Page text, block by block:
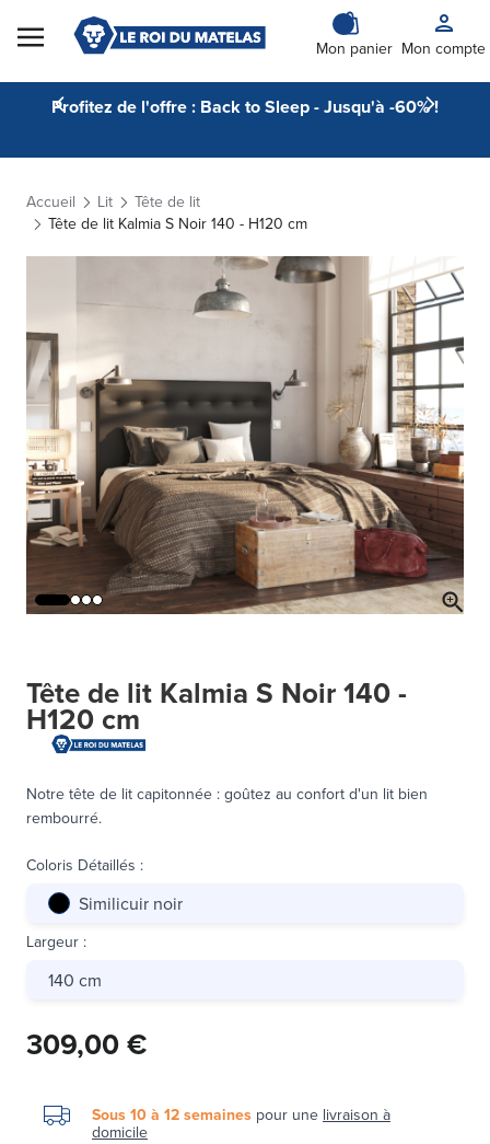
Skip to Content
Mon panier Mon compte
Profitez de l'offre : Back to Sleep - Jusqu'à -60% !
Accueil Lit
Tête de lit
Tête de lit Kalmia S Noir 140 - H120 cm
Tête de lit Kalmia S Noir 140 -
H120 cm
Notre tête de lit capitonnée : goûtez au confort d'un lit bien
rembourré.
Coloris Détaillés :
Similicuir noir
Largeur :
140 cm
309,00 €
Sous 10 à 12 semaines pour une livraison à
domicile